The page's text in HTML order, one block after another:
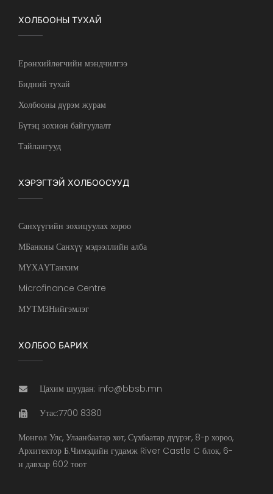
ХОЛБООНЫ ТУХАЙ
Ерөнхийлөгчийн мэндчилгээ
Бидний тухай
Холбооны дүрэм журам
Бүтэц зохион байгуулалт
Тайлангууд
ХЭРЭГТЭЙ ХОЛБООСУУД
Санхүүгийн зохицуулах хороо
МБанкны Санхүү мэдээллийн алба
МҮХАҮТанхим
Microfinance Centre
МУТМЗНийгэмлэг
ХОЛБОО БАРИХ
Цахим шуудан: info@bbsb.mn
Утас:7700 8380
Монгол Улс, Улаанбаатар хот, Сүхбаатар дүүрэг, 8-р хороо,
Архитектор Б.Чимэдийн гудамж River Castle C блок, 6-
н давхар 602 тоот